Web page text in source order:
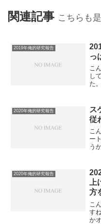
関連記事 こちらも
2019年俺的研究報告
っ
こ
し
た
プ
る
2020年俺的研究報告
ス
従
こ
ー
う
タ
で
2020年俺的研究報告
方
こ
す
か